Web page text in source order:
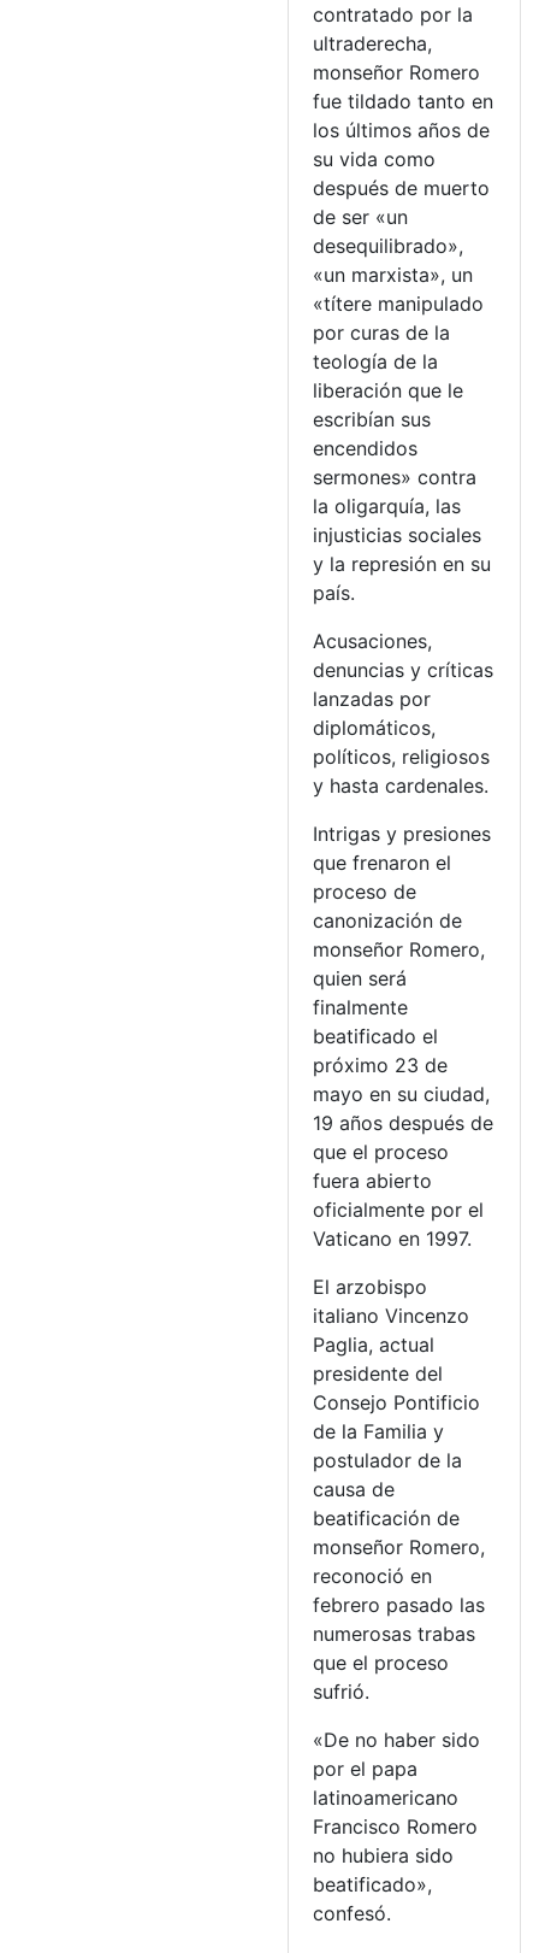
contratado por la
ultraderecha,
monseñor Romero
fue tildado tanto en
los últimos años de
su vida como
después de muerto
de ser «un
desequilibrado»,
«un marxista», un
«títere manipulado
por curas de la
teología de la
liberación que le
escribían sus
encendidos
sermones» contra
la oligarquía, las
injusticias sociales
y la represión en su
país.
Acusaciones,
denuncias y críticas
lanzadas por
diplomáticos,
políticos, religiosos
y hasta cardenales.
Intrigas y presiones
que frenaron el
proceso de
canonización de
monseñor Romero,
quien será
finalmente
beatificado el
próximo 23 de
mayo en su ciudad,
19 años después de
que el proceso
fuera abierto
oficialmente por el
Vaticano en 1997.
El arzobispo
italiano Vincenzo
Paglia, actual
presidente del
Consejo Pontificio
de la Familia y
postulador de la
causa de
beatificación de
monseñor Romero,
reconoció en
febrero pasado las
numerosas trabas
que el proceso
sufrió.
«De no haber sido
por el papa
latinoamericano
Francisco Romero
no hubiera sido
beatificado»,
confesó.